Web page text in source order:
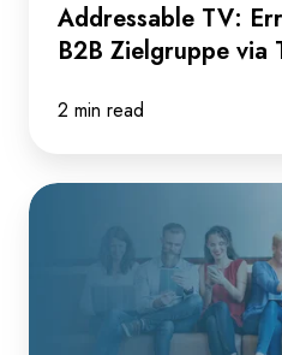
Addressable TV:
B2B Zielgruppe via
2 min read
Aumago